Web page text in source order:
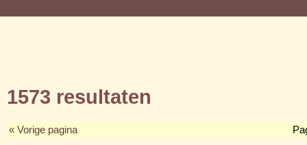
1573 resultaten
« Vorige pagina